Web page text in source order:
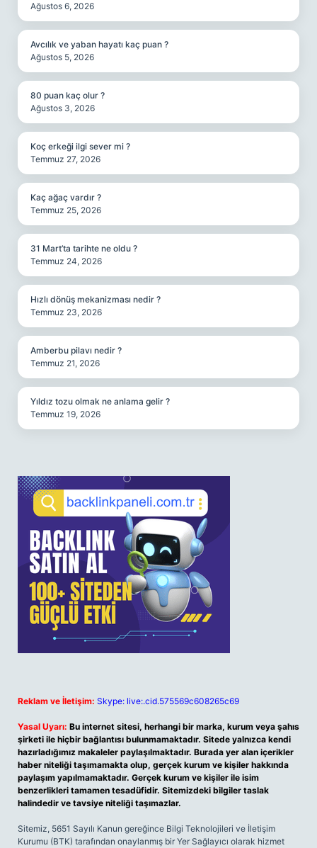
Ağustos 6, 2026
Avcılık ve yaban hayatı kaç puan ?
Ağustos 5, 2026
80 puan kaç olur ?
Ağustos 3, 2026
Koç erkeği ilgi sever mi ?
Temmuz 27, 2026
Kaç ağaç vardır ?
Temmuz 25, 2026
31 Mart’ta tarihte ne oldu ?
Temmuz 24, 2026
Hızlı dönüş mekanizması nedir ?
Temmuz 23, 2026
Amberbu pilavı nedir ?
Temmuz 21, 2026
Yıldız tozu olmak ne anlama gelir ?
Temmuz 19, 2026
Reklam ve İletişim: Skype: live:.cid.575569c608265c69
Yasal Uyarı: Bu internet sitesi, herhangi bir marka, kurum veya şahıs
şirketi ile hiçbir bağlantısı bulunmamaktadır. Sitede yalnızca kendi
hazırladığımız makaleler paylaşılmaktadır. Burada yer alan içerikler
haber niteliği taşımamakta olup, gerçek kurum ve kişiler hakkında
paylaşım yapılmamaktadır. Gerçek kurum ve kişiler ile isim
benzerlikleri tamamen tesadüfidir. Sitemizdeki bilgiler taslak
halindedir ve tavsiye niteliği taşımazlar.
Sitemiz, 5651 Sayılı Kanun gereğince Bilgi Teknolojileri ve İletişim
Kurumu (BTK) tarafından onaylanmış bir Yer Sağlayıcı olarak hizmet